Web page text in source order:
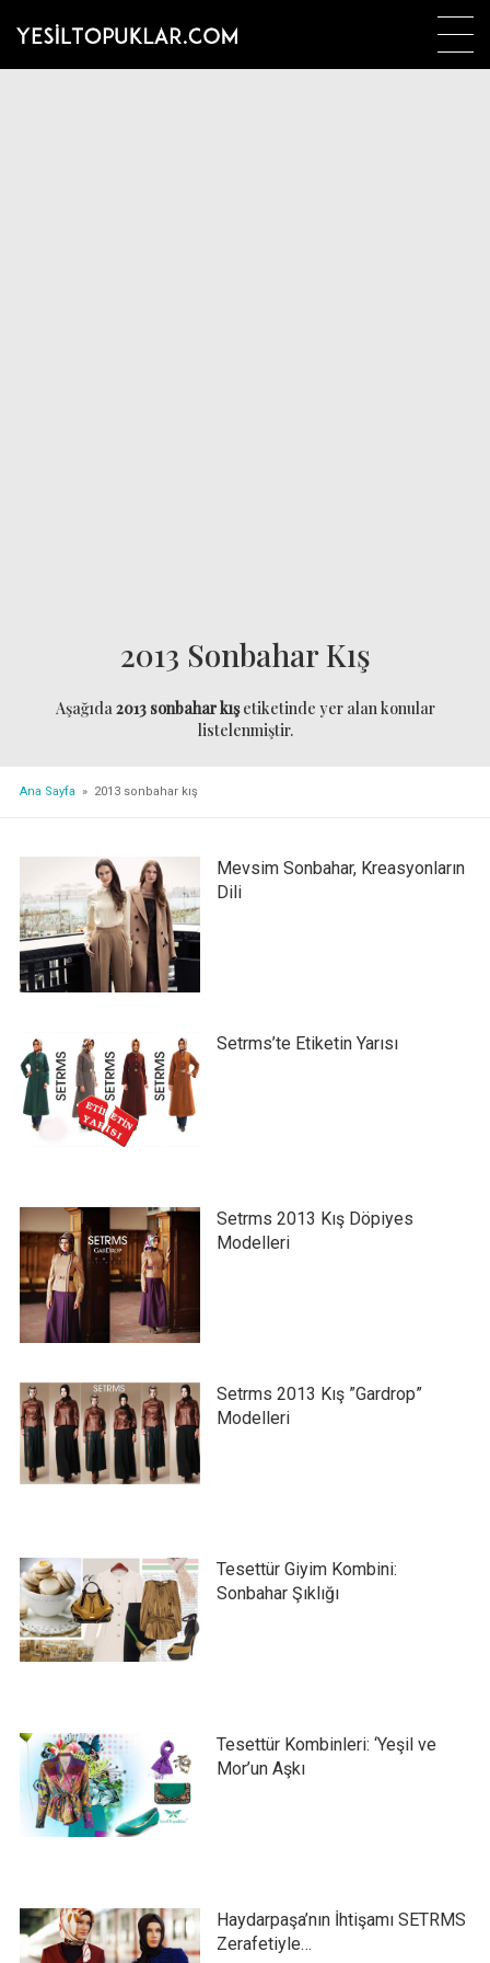
2013 Sonbahar Kış
Aşağıda2013 sonbahar kışetiketinde yer alan konular
listelenmiştir.
Ana Sayfa » 2013 sonbahar kış
Mevsim Sonbahar, Kreasyonların
Dili
Setrms’te Etiketin Yarısı
Setrms 2013 Kış Döpiyes
Modelleri
Setrms 2013 Kış ”Gardrop”
Modelleri
Tesettür Giyim Kombini:
Sonbahar Şıklığı
Tesettür Kombinleri: ‘Yeşil ve
Mor’un Aşkı
Haydarpaşa’nın İhtişamı SETRMS
Zerafetiyle…